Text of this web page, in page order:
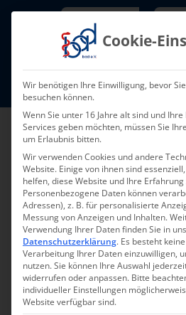
Skip
Fort- und
bad
Cookie-
Wir benötigen Ihre Einwilligung, bevor
besuchen können.
Wenn Sie unter 16 Jahre alt sind und
Services geben möchten, müssen Sie
um Erlaubnis bitten.
Wir verwenden Cookies und andere
Website. Einige von ihnen sind
helfen, diese Website und Ihre
Personenbezogene Daten können
Adressen), z. B. für personalisierte
Messung von Anzeigen und Inhalten.
Verwendung Ihrer Daten finden Sie in
Datenschutzerklärung. Es besteht
Verarbeitung Ihrer Daten einzuwilligen,
nutzen.Sie können Ihre Auswahl
widerrufen oder anpassen. Bitte
individueller Einstellungen
Website verfügbar sind.